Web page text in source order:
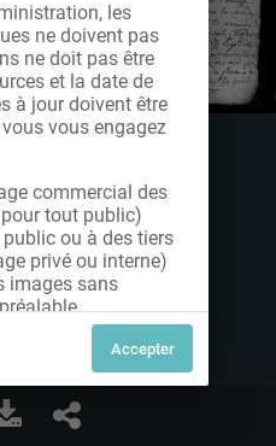
les
ne doivent pas
ne doit pas être
et la date de
à jour doivent être
vous engagez
commercial des
tout public)
ou à des tiers
privé ou interne)
images sans
nous vous invitons
de solliciter le type
parmi celles
acquitter